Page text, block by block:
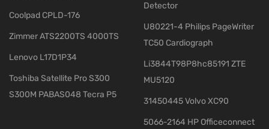
Coolpad CPLD-176
Zimmer ATS2200TS 4000TS
Lenovo L17D1P34
Toshiba Satellite Pro S300
S300M PABAS048 Tecra P5
Detector
U80221-4 Philips PageWriter
TC50 Cardiograph
Li3844T98P8hc85191 ZTE
MU5120
31450445 Volvo XC90
5066-2164 HP Officeconnect